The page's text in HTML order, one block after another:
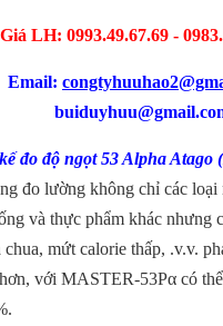
Giá LH: 0993.49.67.69 -
Email:
đo độ ngọt 53 Alpha Atago
đo lường không chỉ các loại
và thực phẩm khác nhưng
chua, mứt calorie thấp, .v.v.
với MASTER-53Pα có